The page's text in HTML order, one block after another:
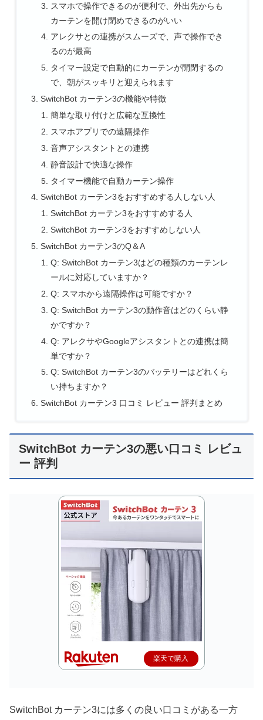
スマホで操作できるのが便利で、外出先からも
カーテンを開け閉めできるのがいい
アレクサとの連携がスムーズで、声で操作でき
るのが最高
タイマー設定で自動的にカーテンが開閉するの
で、朝がスッキリと迎えられます
SwitchBot カーテン3の機能や特徴
簡単な取り付けと広範な互換性
スマホアプリでの遠隔操作
音声アシスタントとの連携
静音設計で快適な操作
タイマー機能で自動カーテン操作
SwitchBot カーテン3をおすすめする人しない人
SwitchBot カーテン3をおすすめする人
SwitchBot カーテン3をおすすめしない人
SwitchBot カーテン3のQ＆A
Q: SwitchBot カーテン3はどの種類のカーテンレ
ールに対応していますか？
Q: スマホから遠隔操作は可能ですか？
Q: SwitchBot カーテン3の動作音はどのくらい静
かですか？
Q: アレクサやGoogleアシスタントとの連携は簡
単ですか？
Q: SwitchBot カーテン3のバッテリーはどれくら
い持ちますか？
SwitchBot カーテン3 口コミ レビュー 評判まとめ
SwitchBot カーテン3の悪い口コミ レビュ
ー 評判
楽天で購入
SwitchBot カーテン3には多くの良い口コミがある一方